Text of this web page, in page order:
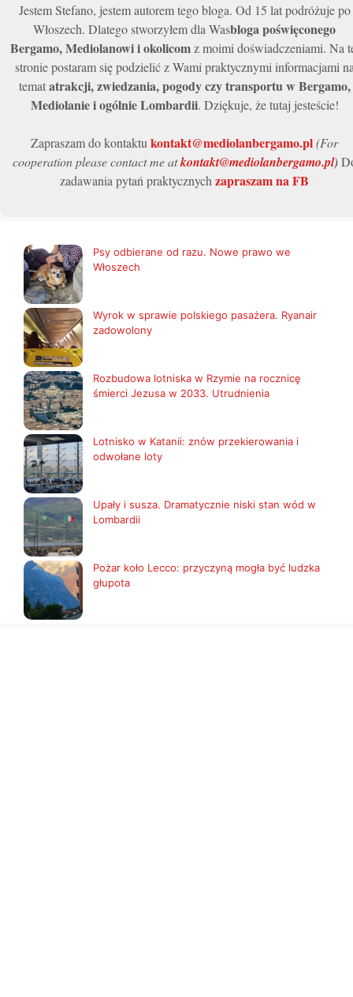
Jestem Stefano, jestem autorem tego bloga. Od 15 lat podróżuje po
Włoszech. Dlatego stworzyłem dla Wasbloga poświęconego
Bergamo, Mediolanowi i okolicomz moimi doświadczeniami. Na
stronie postaram się podzielić z Wami praktycznymi informacjami
tematatrakcji, zwiedzania, pogody czy transportu w Bergamo,
Mediolanie i ogólnie Lombardii. Dziękuje, że tutaj jesteście!
Zapraszam do kontaktu kontakt@mediolanbergamo.pl(For
cooperation please contact me atkontakt@mediolanbergamo.pl)
zadawania pytań praktycznych zapraszam na FB
Psy odbierane od razu. Nowe prawo we
Włoszech
Wyrok w sprawie polskiego pasażera. Ryanair
zadowolony
Rozbudowa lotniska w Rzymie na rocznicę
śmierci Jezusa w 2033. Utrudnienia
Lotnisko w Katanii: znów przekierowania i
odwołane loty
Upały i susza. Dramatycznie niski stan wód w
Lombardii
Pożar koło Lecco: przyczyną mogła być ludzka
głupota